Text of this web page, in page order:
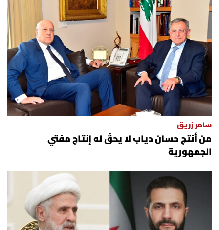
سامر زريق
من أنتج حسان دياب لا يحقّ له إنتاج مفتي
الجمهورية